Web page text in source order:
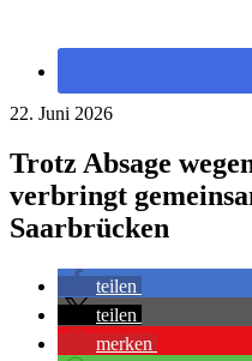
22. Juni 2026
Trotz Absage
verbringt
Saarbrücken
teilen
teilen
merken